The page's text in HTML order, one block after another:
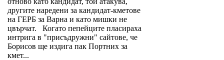
другите наредени за кандидат-кметове
на ГЕРБ за Варна и като мишки не
цвърчат. Когато пепейците пласираха
интрига в "присъдружни" сайтове, че
Борисов ще издига пак Портних за
кмет...